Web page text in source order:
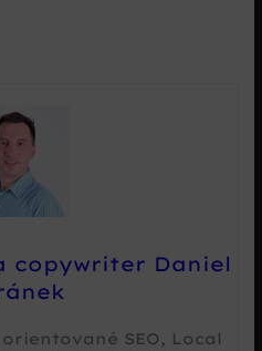
copywriter Daniel
SEO, Local